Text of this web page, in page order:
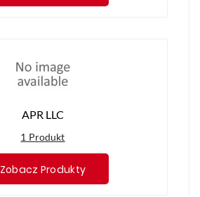
APR LLC
1 Produkt
Zobacz Produkty